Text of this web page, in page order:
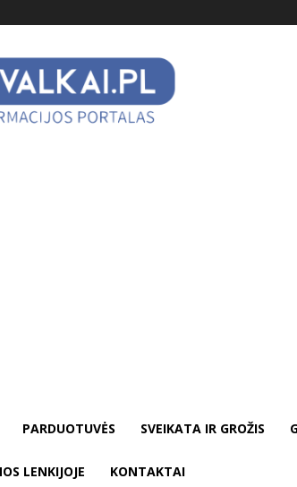
suvalkai.pl
PARDUOTUVĖS SVEIKATA IR GROŽIS
LENKIJOJE KONTAKTAI